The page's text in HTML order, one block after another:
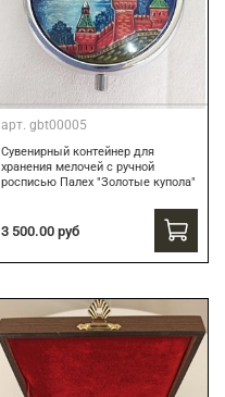
арт. gbt00005
Сувенирный контейнер для
хранения мелочей с ручной
росписью Палех "Золотые купола"
3 500.00 руб